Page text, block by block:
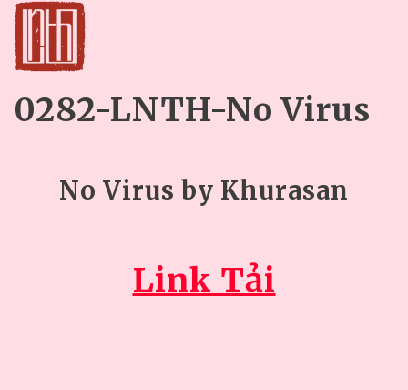
0282-LNTH-No Virus
No Virus by Khurasan
Link Tải